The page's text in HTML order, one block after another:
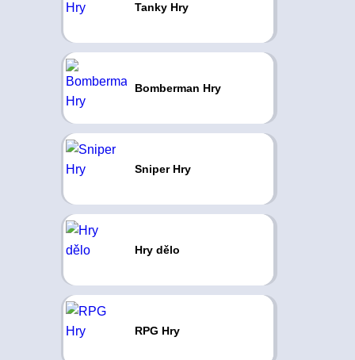
Tanky Hry
Bomberman Hry
Sniper Hry
Hry dělo
RPG Hry